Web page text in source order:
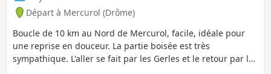
Départ à Mercurol (Drôme)
Boucle de 10 km au Nord de Mercurol, facile, idéale pour
une reprise en douceur. La partie boisée est très
sympathique. L'aller se fait par les Gerles et le retour par les